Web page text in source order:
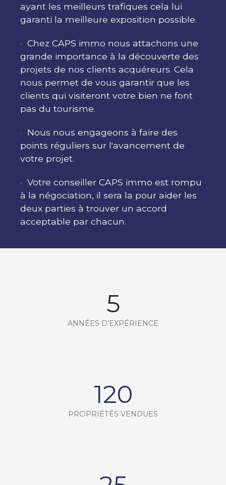
ayant les meilleurs trafiques cela lui
garanti la meilleure exposition possible.
Chez CAPS immo nous attachons une
grande importance à la découverte des
projets de nos clients acquéreurs. Cela
nous permet de vous garantir que les
clients qui visiteront votre bien ne font
pas du tourisme.
Nous nous engageons à faire des
points réguliers sur l'avancement de
votre projet.
Votre conseiller CAPS immo est rompu
à la négociation, il sera la pour aider les
deux parties à trouver un accord
acceptable par chacun.
5
ANNÉES D’EXPÉRIENCE
120
PROPRIÉTÉS VENDUES